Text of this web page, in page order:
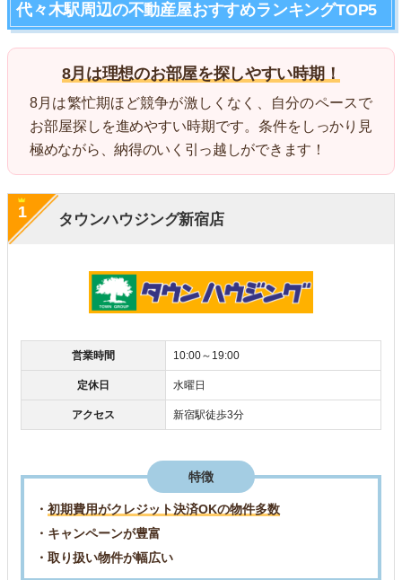
代々木駅周辺の不動産屋おすすめランキングTOP5
8月は理想のお部屋を探しやすい時期！
8月は繁忙期ほど競争が激しくなく、自分のペースで
お部屋探しを進めやすい時期です。条件をしっかり見
極めながら、納得のいく引っ越しができます！
タウンハウジング新宿店
1
営業時間 10:00～19:00
定休日 水曜日
アクセス 新宿駅徒歩3分
特徴
・ 初期費用がクレジット決済OKの物件多数
・キャンペーンが豊富
・取り扱い物件が幅広い